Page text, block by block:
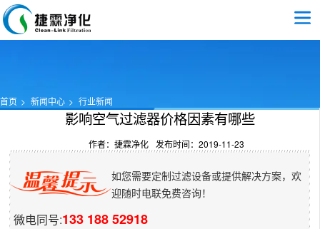
首页 新闻中心 行业新闻
影响空气过滤器价格因素有哪些
作者：捷霖净化 发布时间：2019-11-23
如您需要定制过滤设备或提供解决方案，欢
迎随时电联免费咨询！
微电同号:133 188 52918